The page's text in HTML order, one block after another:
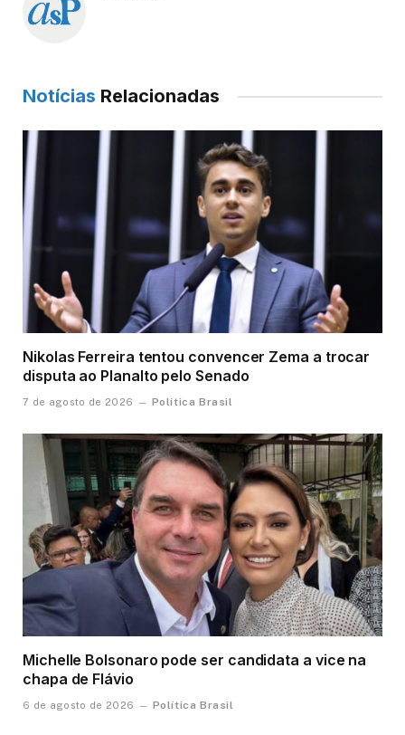
Notícias Relacionadas
Nikolas Ferreira tentou convencer Zema a trocar
disputa ao Planalto pelo Senado
7 de agosto de 2026 Política Brasil
Michelle Bolsonaro pode ser candidata a vice na
chapa de Flávio
6 de agosto de 2026 Política Brasil